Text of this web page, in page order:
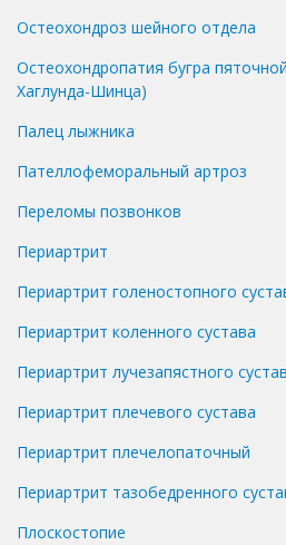
Остеохондроз шейного отдела
Остеохондропатия бугра
Хаглунда-Шинца)
Палец лыжника
Пателлофеморальный артроз
Переломы позвонков
Периартрит
Периартрит голеностопного
Периартрит коленного сустава
Периартрит лучезапястного
Периартрит плечевого сустава
Периартрит плечелопаточный
Периартрит тазобедренного
Плоскостопие